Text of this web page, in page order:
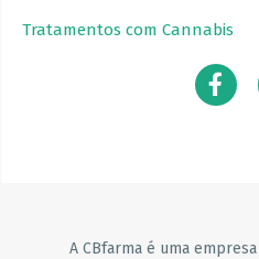
Tratamentos com Cannabis
A CBfarma é uma